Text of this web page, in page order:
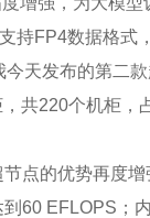
FP4数据格式
天发布的第二款
共220个机柜，
点的优势再度
60 EFLOPS